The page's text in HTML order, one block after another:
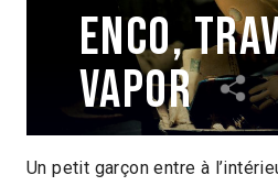
Enco,
vapor
Gabriela Salguero Ignacio
Un petit garçon entre à